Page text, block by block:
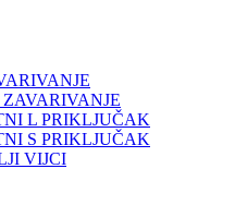
L PRIKLJUČAK
S PRIKLJUČAK
VIJCI